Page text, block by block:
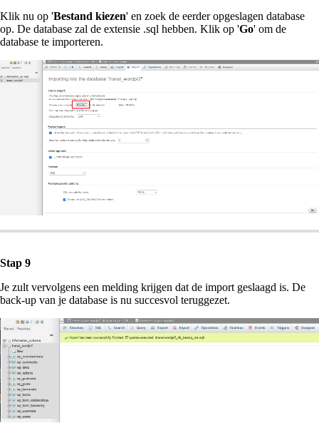
Klik nu op 'Bestand kiezen' en zoek de eerder opgeslagen database
op. De database zal de extensie .sql hebben. Klik op 'Go' om de
database te importeren.
Stap 9
Je zult vervolgens een melding krijgen dat de import geslaagd is. De
back-up van je database is nu succesvol teruggezet.